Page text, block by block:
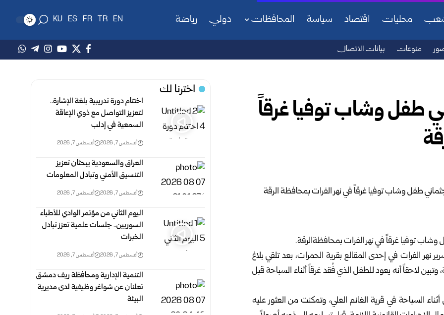
محليات اقتصاد سياسة المحافظات دولي رياضة EN
TR
FR
ES
KU
منوعات بيانات الاتصال
طفل وشاب توفيا غرقاً
وشاب توفياغرقاً فينهر الفراتبمحافظةالرقة.
الفرات في إحدى المقالع بقرية الحمرات، بعد تلقي بلاغ
لاحقاً أنه يعود للطفل الذي فُقد غرقاً أثناء السباحة قبل
السباحة في قرية الغانم العلي، وتمكنت من العثور عليه
اخترنا لك
اختتام دورة تدريبية بلغة الإشارة..
لتعزيز التواصل مع ذوي الإعاقة
السمعية في إدلب
أغسطس 7, 2026 أغسطس 7, 2026
العراق والسعودية يبحثان تعزيز
التنسيق الأمني وتبادل المعلومات
أغسطس 7, 2026 أغسطس 7, 2026
اليوم الثاني من مؤتمر الوادي للأطباء
السوريين.. جلسات علمية تعزز تبادل
الخبرات
أغسطس 7, 2026 أغسطس 7, 2026
التنمية الإدارية ومحافظة ريف دمشق
تعلنان عن شواغر وظيفية لدى مديرية
البيئة